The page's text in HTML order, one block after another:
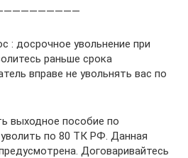
: досрочное увольнение при
раньше срока
вправе не увольнять вас по
выходное пособие по
по 80 ТК РФ. Данная
Договаривайтесь